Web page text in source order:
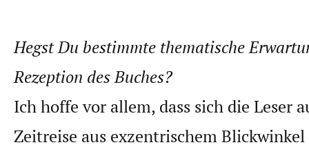
Hegst Du bestimmte thematische
Rezeption des Buches?
Ich hoffe vor allem, dass sich die Leser
Zeitreise aus exzentrischem Blickwinkel